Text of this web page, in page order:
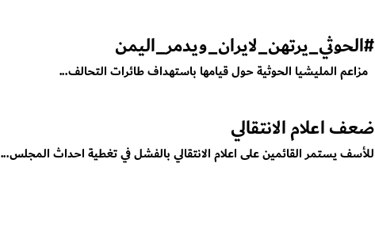
#الحوثي_يرتهن_لايران_ويدمر_اليمن
مزاعم المليشيا الحوثية حول قيامها باستهداف طائرات التحالف...
ضعف اعلام الانتقالي
للأسف يستمر القائمين على اعلام الانتقالي بالفشل في تغطية احداث المجلس...